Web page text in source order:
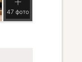
47 фото